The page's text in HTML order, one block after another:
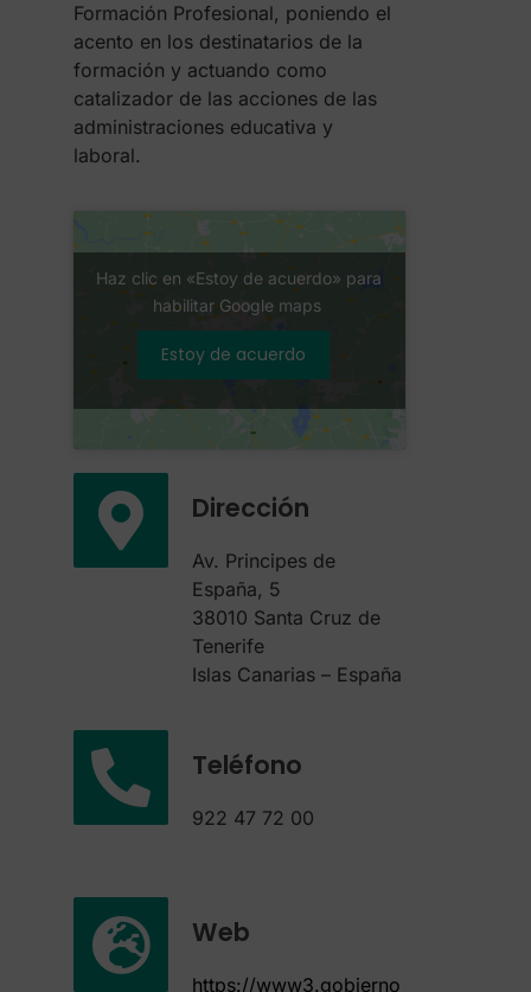
Formación Profesional, poniendo el
acento en los destinatarios de la
formación y actuando como
catalizador de las acciones de las
administraciones educativa y
laboral.
Haz clic en «Estoy de acuerdo» para
habilitar Google maps
Estoy de acuerdo
Dirección
Av. Principes de
España, 5
38010 Santa Cruz de
Tenerife
Islas Canarias – España
Teléfono
922 47 72 00
Web
https://www3.gobierno